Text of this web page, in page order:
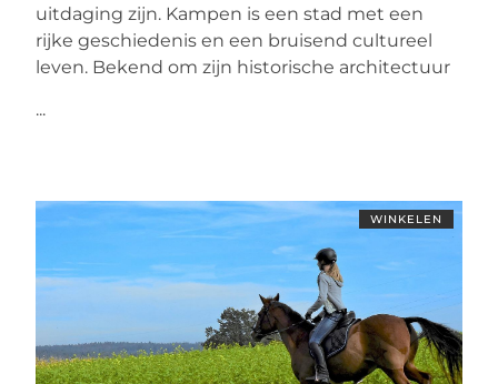
uitdaging zijn. Kampen is een stad met een
rijke geschiedenis en een bruisend cultureel
leven. Bekend om zijn historische architectuur
...
WINKELEN